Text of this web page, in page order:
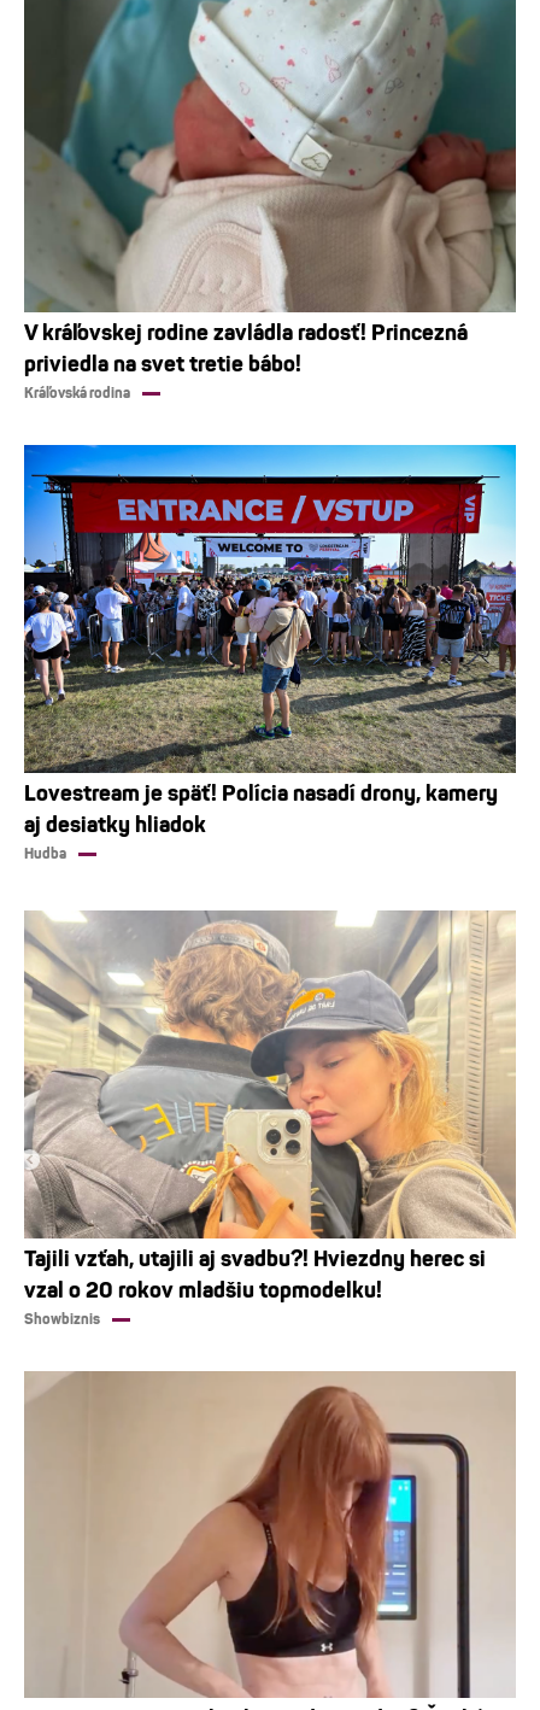
V kráľovskej rodine zavládla radosť! Princezná
priviedla na svet tretie bábo!
Kráľovská rodina
Lovestream je späť! Polícia nasadí drony, kamery
aj desiatky hliadok
Hudba
Tajili vzťah, utajili aj svadbu?! Hviezdny herec si
vzal o 20 rokov mladšiu topmodelku!
Showbiznis